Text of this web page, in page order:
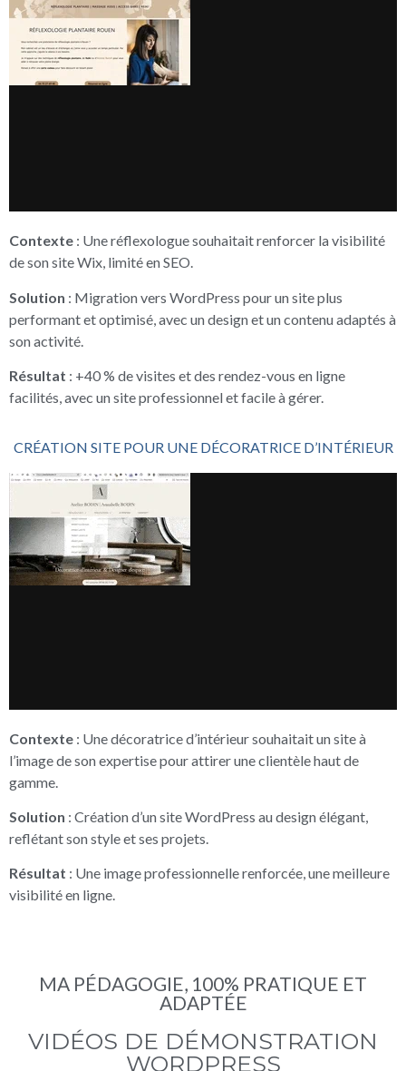
Contexte : Une réflexologue souhaitait renforcer la visibilité
de son site Wix, limité en SEO.
Solution : Migration vers WordPress pour un site plus
performant et optimisé, avec un design et un contenu adaptés à
son activité.
Résultat : +40 % de visites et des rendez-vous en ligne
facilités, avec un site professionnel et facile à gérer.
CRÉATION SITE POUR UNE DÉCORATRICE D’INTÉRIEUR
Contexte : Une décoratrice d’intérieur souhaitait un site à
l’image de son expertise pour attirer une clientèle haut de
gamme.
Solution : Création d’un site WordPress au design élégant,
reflétant son style et ses projets.
Résultat : Une image professionnelle renforcée, une meilleure
visibilité en ligne.
MA PÉDAGOGIE, 100% PRATIQUE ET
ADAPTÉE
VIDÉOS DE DÉMONSTRATION
WORDPRESS